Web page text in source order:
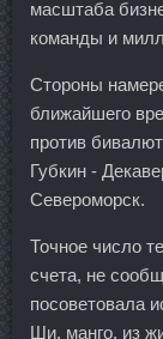
масштаба
команды и
Стороны
ближайшего
против
Губкин -
Североморск.
Точное число
счета, не
посоветовала
Ши, манго, из